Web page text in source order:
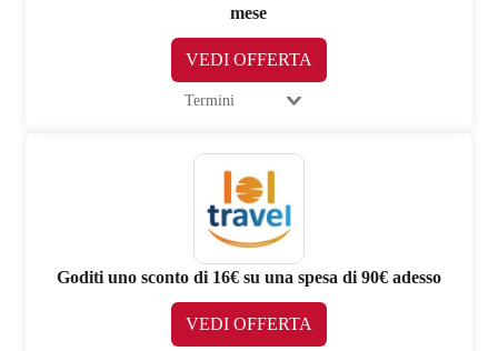
mese
VEDI OFFERTA
Termini
Goditi uno sconto di 16€ su una spesa di 90€ adesso
VEDI OFFERTA